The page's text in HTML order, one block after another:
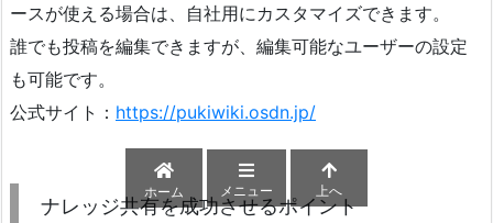
ースが使える場合は、自社用にカスタマイズできます。
誰でも投稿を編集できますが、編集可能なユーザーの設定
も可能です。
公式サイト： https://pukiwiki.osdn.jp/
ナレッジ共有を成功させるポイント
ホーム メニュー 上へ